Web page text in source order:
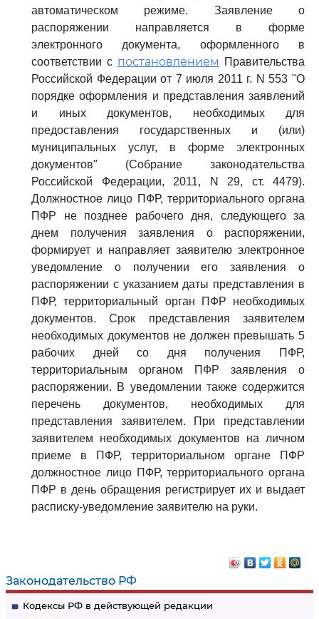
Законодательство РФ
Кодексы РФ в действующей редакции
автоматическом режиме. Заявление о
распоряжении направляется в форме
электронного документа, оформленного в
соответствии с постановлением
Правительства
Российской Федерации от 7 июля 2011 г. N 553 "О
порядке оформления и представления заявлений
и иных документов, необходимых для
предоставления государственных и (или)
муниципальных услуг, в форме электронных
документов" (Собрание законодательства
Российской Федерации, 2011, N 29, ст. 4479).
Должностное лицо ПФР, территориального органа
ПФР не позднее рабочего дня, следующего за
днем получения заявления о распоряжении,
формирует и направляет заявителю электронное
уведомление о получении его заявления о
распоряжении с указанием даты представления в
ПФР, территориальный орган ПФР необходимых
документов. Срок представления заявителем
необходимых документов не должен превышать 5
рабочих дней со дня получения ПФР,
территориальным органом ПФР заявления о
распоряжении. В уведомлении также содержится
перечень документов, необходимых для
представления заявителем. При представлении
заявителем необходимых документов на личном
приеме в ПФР, территориальном органе ПФР
должностное лицо ПФР, территориального органа
ПФР в день обращения регистрирует их и выдает
расписку-уведомление заявителю на руки.